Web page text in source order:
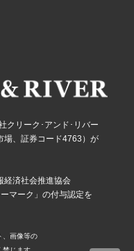
クリーク･アンド･リバー
場、証券コード4763）が
経済社会推進協会
マーク」の付与認定を
、画像等の